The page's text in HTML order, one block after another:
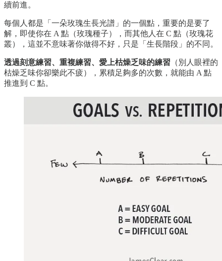
續前進。
每個人都是「一朵玫瑰生長光譜」的一個點，重要的是要了
解，即使你在 A 點（玫瑰種子），而其他人在 C 點（玫瑰花
叢），這並不意味著你做得不好，只是「生長階段」的不同。
透過刻意練習、重複練習、愛上枯燥乏味的練習 （別人眼裡的
枯燥乏味你卻樂此不疲），累積足夠多的次數，就能由 A 點
推進到 C 點。